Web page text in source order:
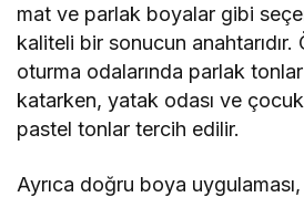
mat ve parlak boyalar gibi
kaliteli bir sonucun
oturma odalarında parlak
katarken, yatak odası ve
pastel tonlar tercih edilir.
Ayrıca doğru boya